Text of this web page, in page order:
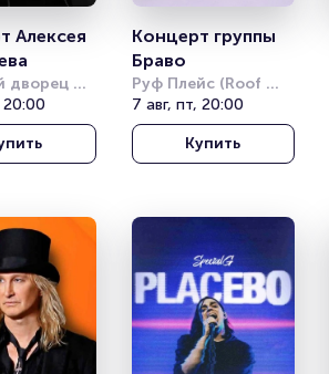
Алексея
дворец
20:00
Концерт группы
Браво
Руф Плейс (Roof
Place)
7 авг, пт, 20:00
Купить